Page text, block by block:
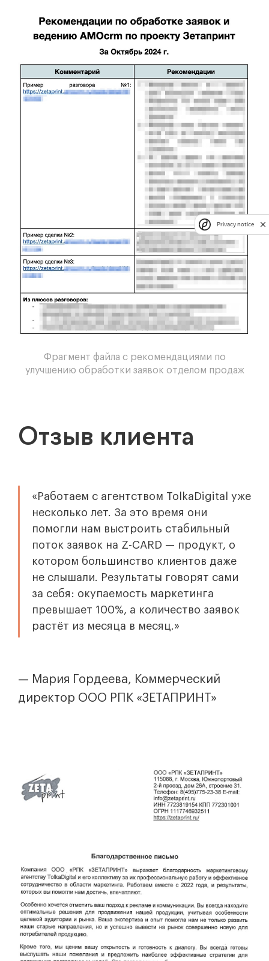
Фрагмент файла с рекомендациями по
улучшению обработки заявок отделом продаж
Отзыв клиента
«Работаем с агентством TolkaDigital уже
несколько лет. За это время они
помогли нам выстроить стабильный
поток заявок на Z-CARD — продукт, о
котором большинство клиентов даже
не слышали. Результаты говорят сами
за себя: окупаемость маркетинга
превышает 100%, а количество заявок
растёт из месяца в месяц.»
— Мария Гордеева, Коммерческий
директор OOO РПК «ЗЕТАПРИНТ»
Privacy notice